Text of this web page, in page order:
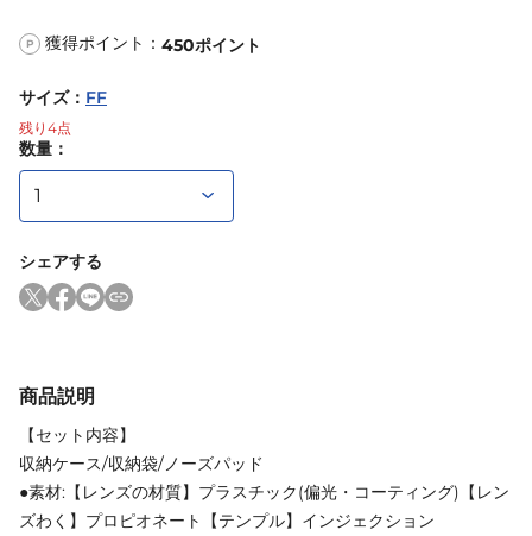
P 獲得ポイント： 450ポイント
サイズ： FF
残り 4点
数量：
シェアする
商品説明
【セット内容】
収納ケース/収納袋/ノーズパッド
●素材:【レンズの材質】プラスチック(偏光・コーティング)【レン
ズわく】プロピオネート【テンプル】インジェクション